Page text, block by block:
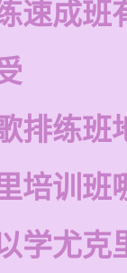
速成班
排练班
培训班
学尤克